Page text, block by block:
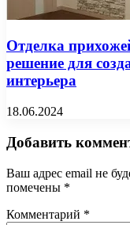
Отделка
решение для
интерьера
18.06.2024
Добавить
Ваш адрес email не
помечены *
Комментарий *